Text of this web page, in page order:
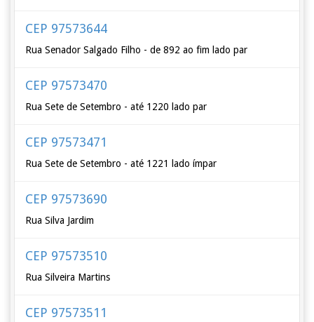
CEP 97573644
Rua Senador Salgado Filho - de 892 ao fim lado par
CEP 97573470
Rua Sete de Setembro - até 1220 lado par
CEP 97573471
Rua Sete de Setembro - até 1221 lado ímpar
CEP 97573690
Rua Silva Jardim
CEP 97573510
Rua Silveira Martins
CEP 97573511